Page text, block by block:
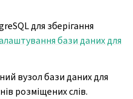
для зберігання
бази даних для
вузол бази даних для
розміщених слів.